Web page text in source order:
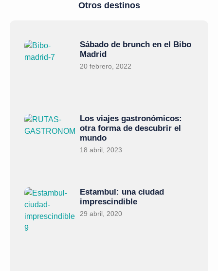
Otros destinos
Sábado de brunch en el Bibo
Madrid
20 febrero, 2022
Los viajes gastronómicos:
otra forma de descubrir el
mundo
18 abril, 2023
Estambul: una ciudad
imprescindible
29 abril, 2020